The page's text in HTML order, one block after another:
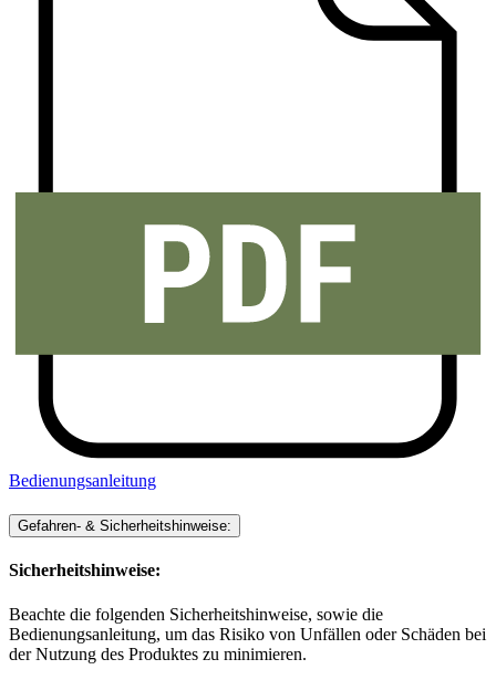
Bedienungsanleitung
Gefahren- & Sicherheitshinweise:
Sicherheitshinweise:
Beachte die folgenden Sicherheitshinweise, sowie die
Bedienungsanleitung, um das Risiko von Unfällen oder Schäden bei
der Nutzung des Produktes zu minimieren.